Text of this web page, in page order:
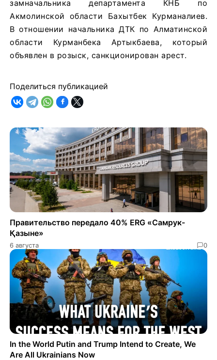
замначальника департамента КНБ по
Акмолинской области Бахытбек Курманалиев.
В отношении начальника ДТК по Алматинской
области Курманбека Артыкбаева, который
объявлен в розыск, санкционирован арест.
Поделиться публикацией
Правительство передало 40% ERG «Самрук-
Қазыне»
6 августа 0
In the World Putin and Trump Intend to Create, We
Are All Ukrainians Now